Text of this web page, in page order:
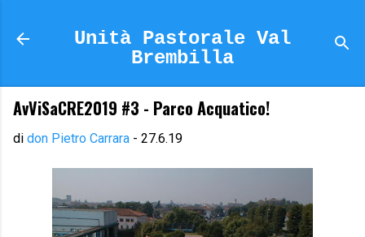
Unità Pastorale Val
Brembilla
AvViSaCRE2019 #3 - Parco Acquatico!
di don Pietro Carrara - 27.6.19